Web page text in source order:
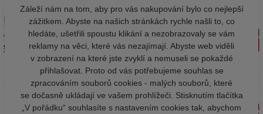
Záleží nám na tom, aby pro vás nakupování bylo co nejlepší
zážitkem. Abyste na našich stránkách rychle našli to, co
hledáte, ušetřili spoustu klikání a nezobrazovaly se vám
reklamy na věci, které vás nezajímají. Abyste web viděli
v zobrazení na které jste zvyklí a nemuseli se pokaždé
přihlašovat. Proto od vás potřebujeme souhlas se
zpracováním souborů cookies - malých souborů, které
se dočasně ukládají ve vašem prohlížeči. Stisknutím tlačítka
„V pořádku“ souhlasíte s nastavením cookies tak, abychom